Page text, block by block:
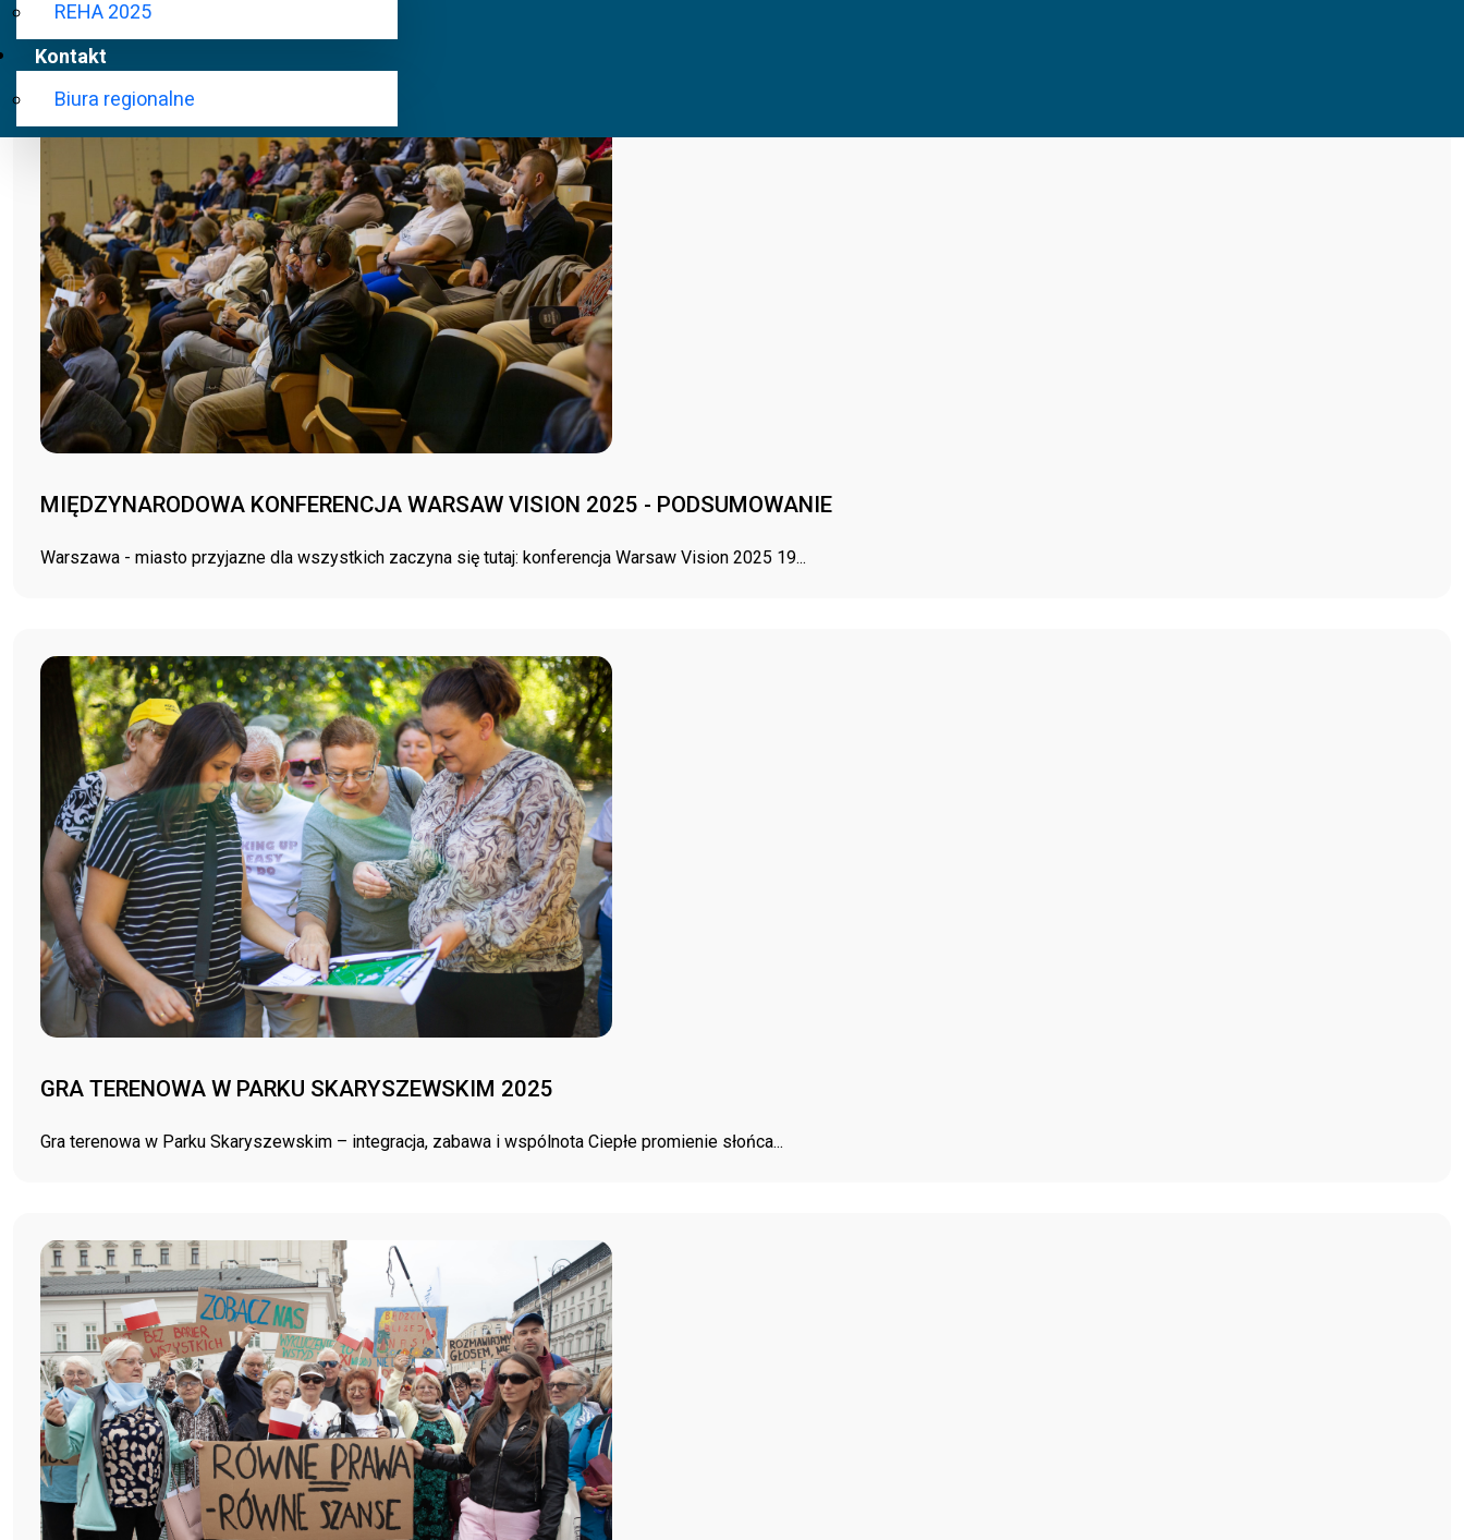
REHA 2025
Kontakt
Biura regionalne
MIĘDZYNARODOWA KONFERENCJA WARSAW VISION 2025 - PODSUMOWANIE
Warszawa - miasto przyjazne dla wszystkich zaczyna się tutaj: konferencja Warsaw Vision 2025 19...
GRA TERENOWA W PARKU SKARYSZEWSKIM 2025
Gra terenowa w Parku Skaryszewskim – integracja, zabawa i wspólnota Ciepłe promienie słońca...